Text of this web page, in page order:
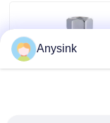
Vraag een
Bibcockklep
Anysink